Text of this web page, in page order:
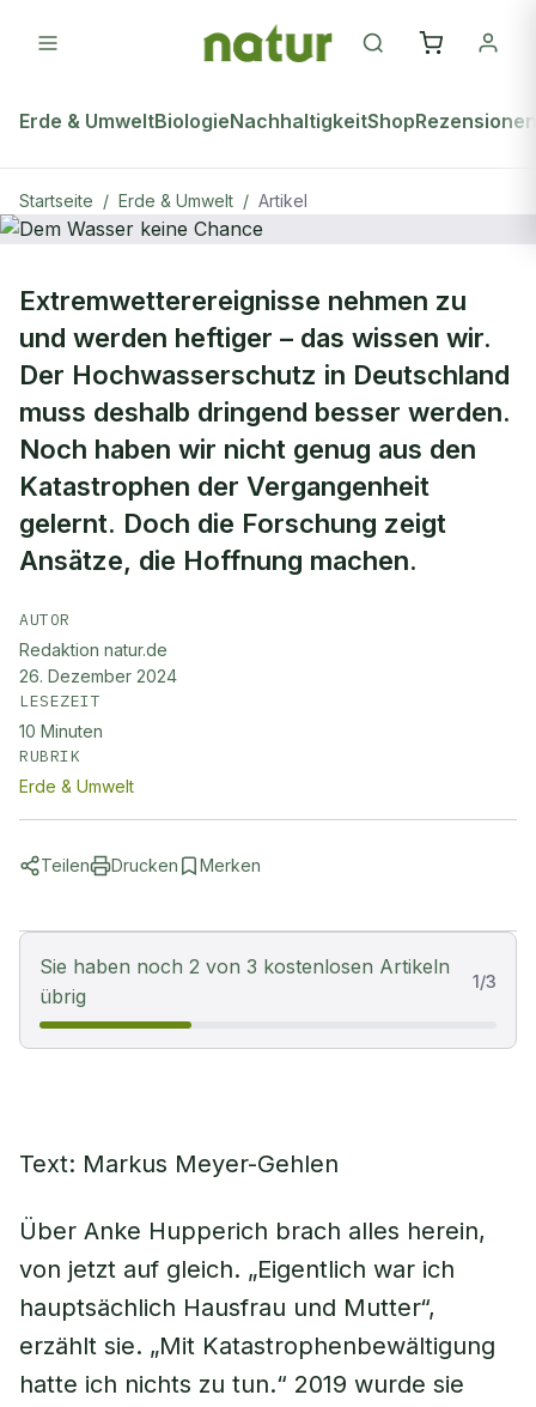
Erde & UmweltBiologieNachhaltigkeitShopRezensionen
Startseite / Erde & Umwelt / Artikel
ERDE & UMWELT
Dem Wasser keine Chance
Extremwetterereignisse nehmen zu
und werden heftiger – das wissen wir.
Der Hochwasserschutz in Deutschland
muss deshalb dringend besser werden.
Noch haben wir nicht genug aus den
Katastrophen der Vergangenheit
gelernt. Doch die Forschung zeigt
Ansätze, die Hoffnung machen.
AUTOR
Redaktion natur.de
26. Dezember 2024
LESEZEIT
10 Minuten
RUBRIK
Erde & Umwelt
Teilen Drucken Merken
Sie haben noch 2 von 3 kostenlosen Artikeln
übrig
1/3
Text: Markus Meyer-Gehlen
Über Anke Hupperich brach alles herein,
von jetzt auf gleich. „Eigentlich war ich
hauptsächlich Hausfrau und Mutter“,
erzählt sie. „Mit Katastrophenbewältigung
hatte ich nichts zu tun.“ 2019 wurde sie